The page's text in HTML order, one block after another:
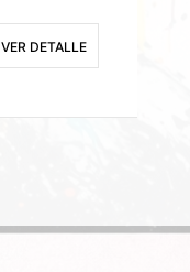
VER DETALLE